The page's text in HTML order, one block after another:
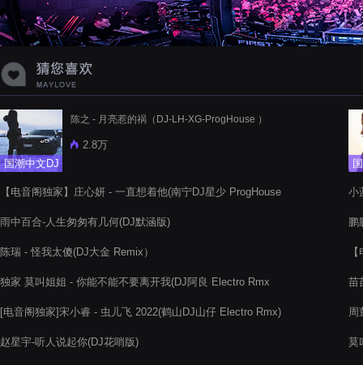
国潮中文DJ
陈之 - 月亮惹的祸（DJ-LH-XG-ProgHouse ）
2.8万
【电音阁独家】庄心妍 - 一直想着他(南宁DJ星少 ProgHouse
雨中百合-人生匆匆有几何(DJ默涵版)
陈瑞 - 怪我太傻(DJ大金 Remix）
独家 莫叫姐姐 - 你能不能不要离开我(DJ阿良 Electro Rmx
[电音阁独家]宋小睿 - 虫儿飞 2022(鹤山DJ山仔 Electro Rmx)
赵星宇-听人说起你(DJ花哨版)
小
鹏
苗
周
莫